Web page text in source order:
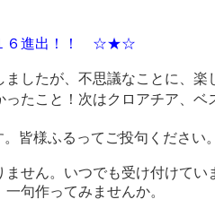
進出！！ ☆★☆
ましたが、不思議なことに、
たこと！次はクロアチア、
皆様ふるってご投句ください
ません。いつでも受け付けて
句作ってみませんか。